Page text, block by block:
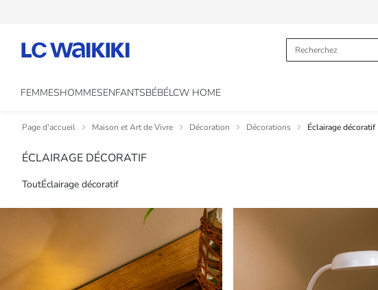
FEMMESHOMMESENFANTSBÉBÉLCW HOME
Page d'accueil Maison et Art de Vivre Décoration Décorations Éclairage décoratif
ÉCLAIRAGE DÉCORATIF
ToutÉclairage décoratif